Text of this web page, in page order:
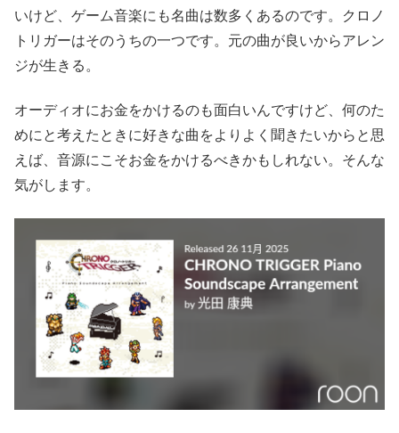
いけど、ゲーム音楽にも名曲は数多くあるのです。クロノ
トリガーはそのうちの一つです。元の曲が良いからアレン
ジが生きる。
オーディオにお金をかけるのも面白いんですけど、何のた
めにと考えたときに好きな曲をよりよく聞きたいからと思
えば、音源にこそお金をかけるべきかもしれない。そんな
気がします。